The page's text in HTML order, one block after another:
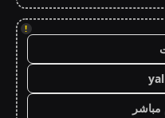
!
مباشر